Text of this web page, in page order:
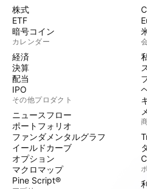
株式
ETF
暗号コイン
カレンダー
経済
決算
配当
IPO
その他プロダクト
ニュースフロー
ポートフォリオ
ファンダメンタルグラフ
イールドカーブ
オプション
マクロマップ
Pine Script®